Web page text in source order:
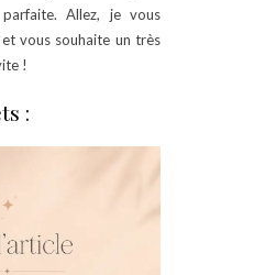
Allez, je vous
vous souhaite un très
!
: